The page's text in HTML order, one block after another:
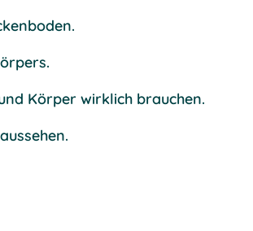
Körper wirklich brauchen.